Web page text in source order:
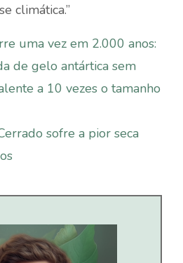
climática.”
uma vez em 2.000 anos:
de gelo antártica sem
a 10 vezes o tamanho
sofre a pior seca